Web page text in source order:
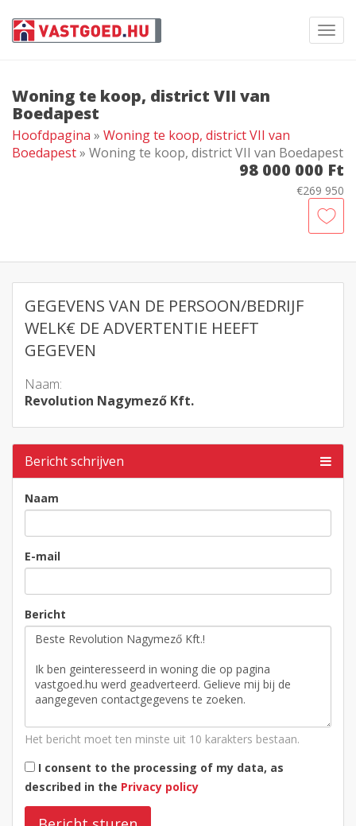
Woning te koop, district VII van
Boedapest
Hoofdpagina » Woning te koop, district VII van
Boedapest» Woning te koop, district VII van Boedapest
98 000 000 Ft
€269 950
GEGEVENS VAN DE PERSOON/BEDRIJF
WELK€ DE ADVERTENTIE HEEFT
GEGEVEN
Naam:
Revolution Nagymező Kft.
Bericht schrijven
Naam
E-mail
Bericht
Het bericht moet ten minste uit 10 karakters bestaan.
I consent to the processing of my data, as
described in the Privacy policy